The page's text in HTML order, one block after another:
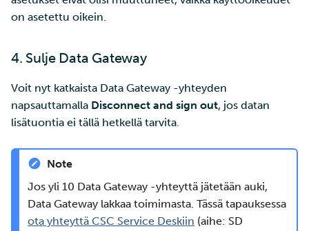
on asetettu oikein.
4. Sulje Data Gateway
Voit nyt katkaista Data Gateway -yhteyden
napsauttamalla Disconnect and sign out, jos datan
lisätuontia ei tällä hetkellä tarvita.
Note
Jos yli 10 Data Gateway -yhteyttä jätetään auki,
Data Gateway lakkaa toimimasta. Tässä tapauksessa
ota yhteyttä CSC Service Deskiin (aihe: SD